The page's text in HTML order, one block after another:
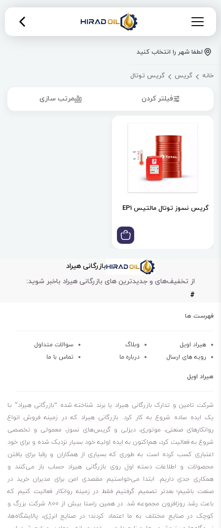
لطفا شهر را انتخاب کنید
خانه گریس گریس توتال
فیلتر کردن مرتب سازی
گریس نسوز توتال مالتیس EP1
بازرگانی هیراد
از تخفیف‌های و جدیدترین های بازرگانی هیراد باخبر شوید:
#
فهرست ها
هیراد اویل وبلاگ
سوالات متداول
رویه های ارسال
درباره ما تماس با ما
هیراد اویل
شرکت تامین و تدارک بازرگانی هیراد یا برند شناخته شده “بازرگانی هیراد” بـا
یک ایده ساده شروع به کار کرد. بازرگانی هیراد که در زمینه فروش انواع
روانکارهای صنعتی، موتوری، دیزلی و گریس‌های نسوز، معمولی و تخصصی
شروع به فعالیت کرد، هم‌اکنون به ایده اولیه خود بسیار نزدیک شده و برای خود
اعتباری کسب کرده است به طوری که بسیاری از همکاران و رقبا برای یافتن
محصولات و اطلاعات دسته اول روی بازرگانی هیراد حساب باز می‌کنند و
همکاری جدی داریم. ابتدا می‌خواستیم مقصدی امن برای مدیران خرید در
صنعت باشیم؛ بعدتر تصمیم گرفتیم فقط در زمینه روانکار فعالیت کنیم که
باعث رشد روزافزون مجموعه شد. در همین راستا بیش از 800 شرکت بزرگ و
کوچک در صنایع مختلف به ما اعتماد کردند؛ در صنایع انرژی، پالایشگاه‌ها،